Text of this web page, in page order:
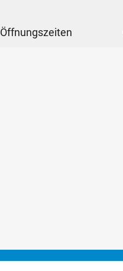
Öffnungszeiten